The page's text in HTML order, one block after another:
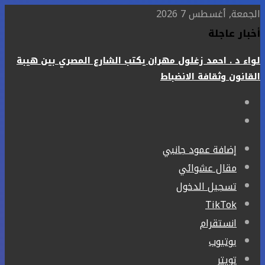
الجمعة, أغسطس 7 2026
أخبار عاجلة
لواء د . احمد زغلول مهران يكتب الشارع المصري بين هيبة
القانون وثقافة الانضباط
إضافة عمود جانبي
مقال عشوائي
تسجيل الدخول
‫TikTok
انستقرام
يوتيوب
تويتر